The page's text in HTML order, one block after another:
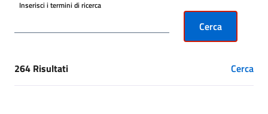
Inserisci i termini di ricerca
Cerca
[results] Risultati
264 Risultati Cerca